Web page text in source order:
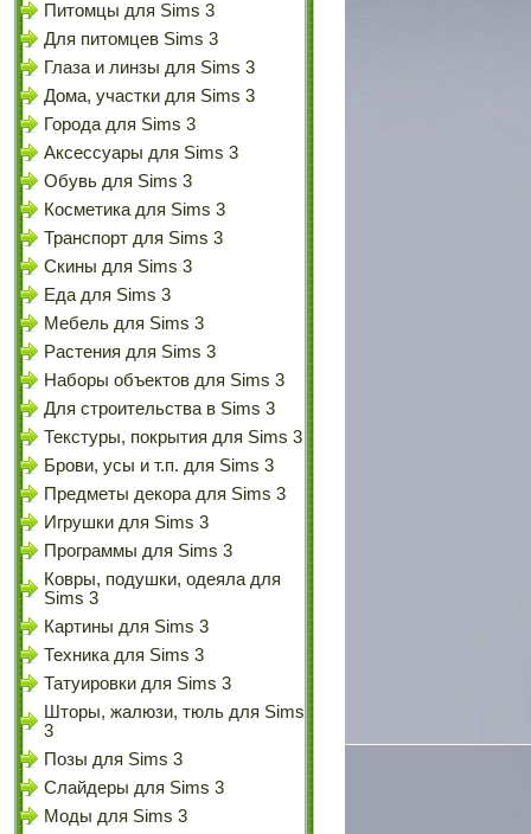
Питомцы для Sims 3
Для питомцев Sims 3
Глаза и линзы для Sims 3
Дома, участки для Sims 3
Города для Sims 3
Аксессуары для Sims 3
Обувь для Sims 3
Косметика для Sims 3
Транспорт для Sims 3
Скины для Sims 3
Еда для Sims 3
Мебель для Sims 3
Растения для Sims 3
Наборы объектов для Sims 3
Для строительства в Sims 3
Текстуры, покрытия для Sims 3
Брови, усы и т.п. для Sims 3
Предметы декора для Sims 3
Игрушки для Sims 3
Программы для Sims 3
Ковры, подушки, одеяла для
Sims 3
Картины для Sims 3
Техника для Sims 3
Татуировки для Sims 3
Шторы, жалюзи, тюль для Sims
3
Позы для Sims 3
Слайдеры для Sims 3
Моды для Sims 3